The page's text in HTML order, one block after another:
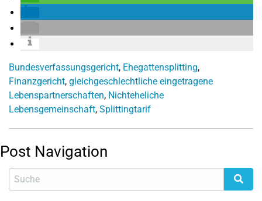
Bundesverfassungsgericht, Ehegattensplitting,
Finanzgericht, gleichgeschlechtliche eingetragene
Lebenspartnerschaften, Nichteheliche
Lebensgemeinschaft, Splittingtarif
Post Navigation